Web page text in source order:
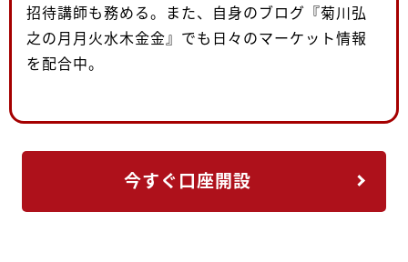
招待講師も務める。また、自身のブログ『菊川弘
之の月月火水木金金』でも日々のマーケット情報
を配合中。
今すぐ口座開設